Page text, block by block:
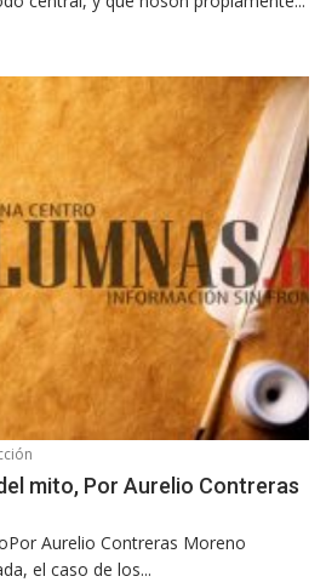
mito, Por Aurelio Contreras
Aurelio Contreras Moreno
el caso de los...